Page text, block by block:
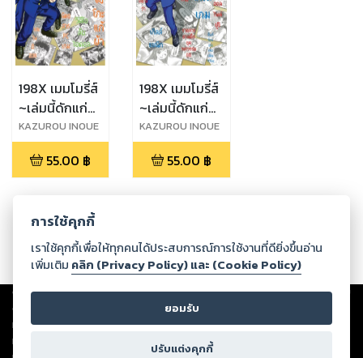
198X เมมโมรี่ส์
~เล่มนี้ดักแก่~
เล่ม 2 (จบ)
KAZUROU INOUE
55.00 ฿
198X เมมโมรี่ส์
~เล่มนี้ดักแก่~
เล่ม 1
KAZUROU INOUE
55.00 ฿
Copyright ©2026Storylog Co., Ltd. - สตอรี่ล็อกขอสงวนสิทธิ์ไม่รับผิดชอบ
ต่อผลงานหรือเนื้อหาใดที่อัปโหลดผ่านเว็บไซต์และปรากฏว่าละเมิดสิทธิใน
ทรัพย์สินทางปัญญาของบุคคลอื่นหรือขัดต่อกฎหมายและศีลธรรม ดังนั้น ผู้อ่าน
ทุกท่านโปรดใช้วิจารณญาณในการกลั่นกรองด้วยตนเอง และหากท่านพบว่าส่วน
การใช้คุกกี้
เราใช้คุกกี้เพื่อให้ทุกคนได้ประสบการณ์การใช้งานที่ดียิ่งขึ้นอ่าน
เพิ่มเติม คลิก (Privacy Policy) และ (Cookie Policy)
ยอมรับ
ปรับแต่งคุกกี้